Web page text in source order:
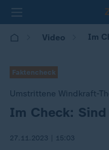
Video Im
Faktencheck
Umstrittene Windkraft-
:
Im Check: Sind
27.11.2023 | 15:03